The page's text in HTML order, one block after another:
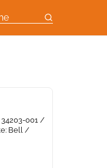
001 /
Bell /